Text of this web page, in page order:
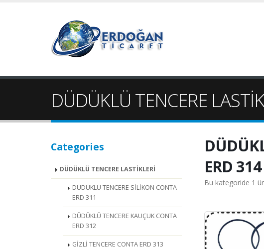
DÜDÜKLÜ TENCERE
Categories
DÜDÜKLÜ TENCERE LASTİKLERİ
DÜDÜKLÜ TENCERE SİLİKON CONTA
ERD 311
DÜDÜKLÜ TENCERE KAUÇUK CONTA
ERD 312
GİZLİ TENCERE CONTA ERD 313
ERD 314
Bu kategoride 1